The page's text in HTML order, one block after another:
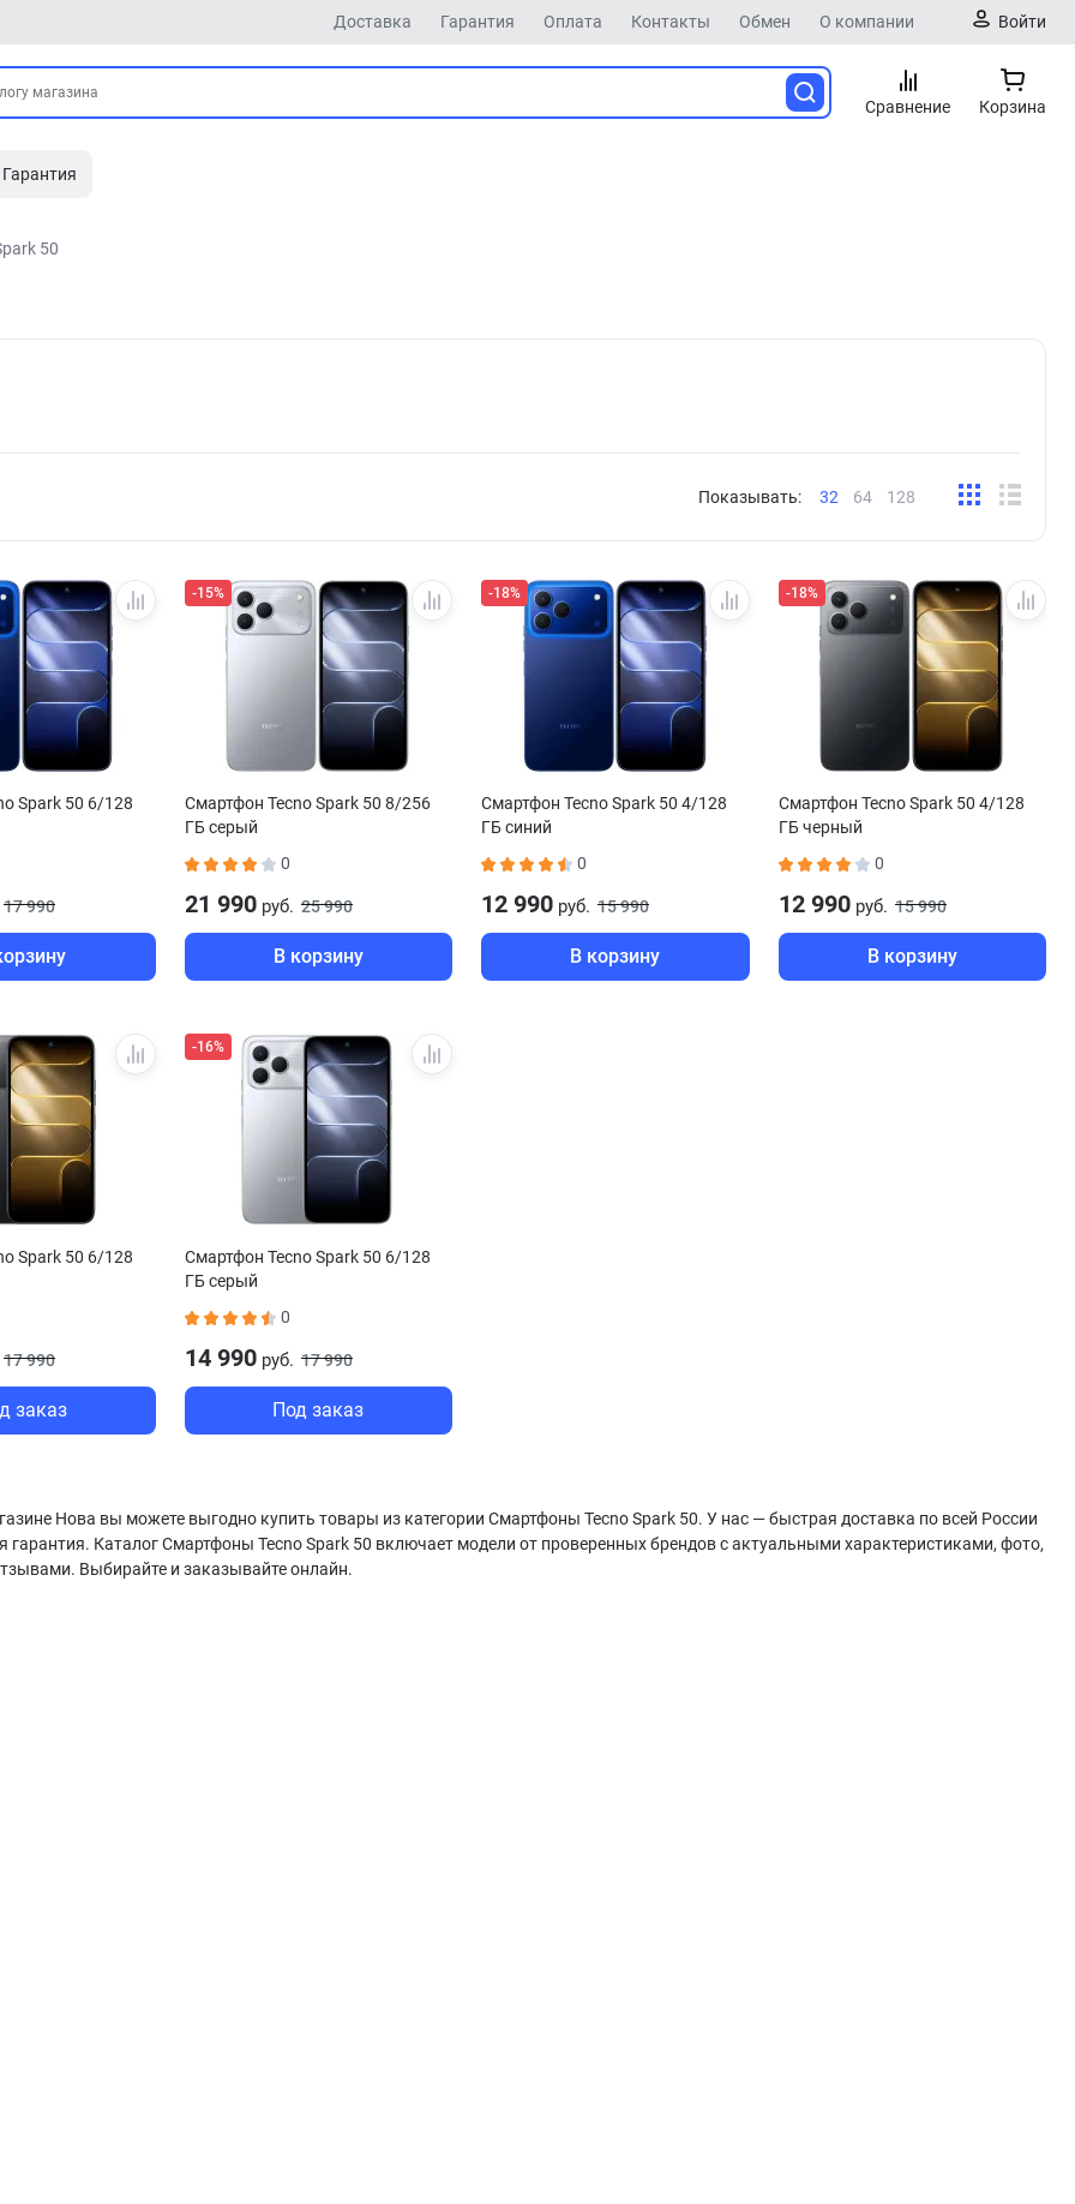
Доставка Гарантия Оплата Контакты Обмен О компании Войти
Сравнение Корзина
Гарантия
50
Показывать: 32 64 128
Spark 50 6/128
17 990
-15%
Смартфон Tecno Spark 50 8/256
ГБ серый
0
21 990руб. 25 990
В корзину
-18%
Смартфон Tecno Spark 50 4/128
ГБ синий
0
12 990 руб. 15 990
В корзину
-18%
Смартфон Tecno Spark 50 4/128
ГБ черный
0
12 990руб. 15 990
В корзину
Spark 50 6/128
17 990
заказ
-16%
Смартфон Tecno Spark 50 6/128
ГБ серый
0
14 990руб. 17 990
Под заказ
Нова вы можете выгодно купить товары из категории Смартфоны Tecno Spark 50. У нас — быстрая доставка по всей России
гарантия. Каталог Смартфоны Tecno Spark 50 включает модели от проверенных брендов с актуальными характеристиками, фото,
Выбирайте и заказывайте онлайн.